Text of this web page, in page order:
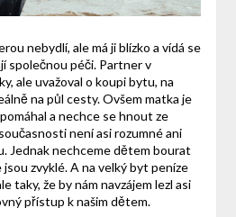
nebydlí, ale má ji blízko a vídá se
společnou péči. Partner v
ale uvažoval o koupi bytu, na
na půl cesty. Ovšem matka je
a nechce se hnout ze
není asi rozumné ani
Jednak nechceme dětem bourat
zvyklé. A na velký byt peníze
taky, že by nám navzájem lezl asi
přístup k našim dětem.